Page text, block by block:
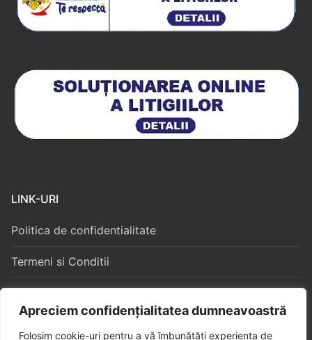
Apreciem confidențialitatea dumneavoastră
Folosim cookie-uri pentru a vă îmbunătăți experiența de
LINK-URI
Politica de confidentialitate
Termeni si Conditii